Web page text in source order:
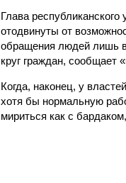
Глава
отодвинуты от
обращения людей лишь в
круг граждан, сообщает
Когда, наконец, у
хотя бы нормальную
мириться как с